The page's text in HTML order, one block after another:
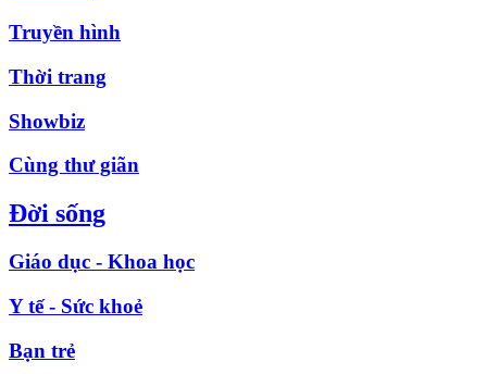
Truyền hình
Thời trang
Showbiz
Cùng thư giãn
Đời sống
Giáo dục - Khoa học
Y tế - Sức khoẻ
Bạn trẻ